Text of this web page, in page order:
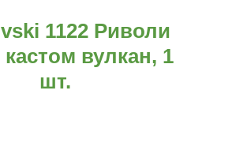
1122 Риволи
вулкан, 1
шт.